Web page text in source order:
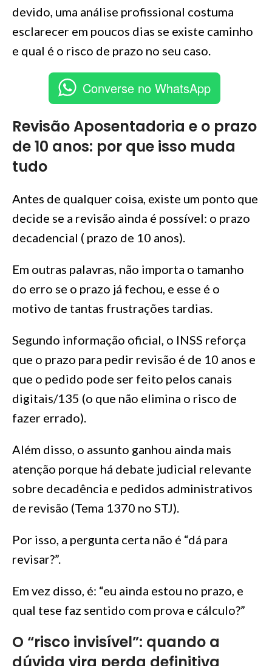
devido, uma análise profissional costuma
esclarecer em poucos dias se existe caminho
e qual é o risco de prazo no seu caso.
Converse no WhatsApp
Revisão Aposentadoria e o prazo
de 10 anos: por que isso muda
tudo
Antes de qualquer coisa, existe um ponto que
decide se a revisão ainda é possível: o prazo
decadencial ( prazo de 10 anos).
Em outras palavras, não importa o tamanho
do erro se o prazo já fechou, e esse é o
motivo de tantas frustrações tardias.
Segundo informação oficial, o INSS reforça
que o prazo para pedir revisão é de 10 anos e
que o pedido pode ser feito pelos canais
digitais/135 (o que não elimina o risco de
fazer errado).
Além disso, o assunto ganhou ainda mais
atenção porque há debate judicial relevante
sobre decadência e pedidos administrativos
de revisão (Tema 1370 no STJ).
Por isso, a pergunta certa não é “dá para
revisar?”.
Em vez disso, é: “eu ainda estou no prazo, e
qual tese faz sentido com prova e cálculo?”
O “risco invisível”: quando a
dúvida vira perda definitiva